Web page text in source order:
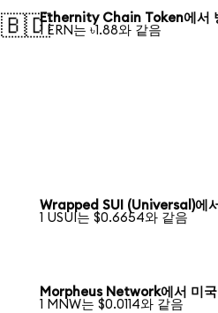
🇧🇩Ethernity Chain Token에서
1 ERN는 ৳1.88와 같음
Wrapped SUI (Universal)에
1 USUI는 $0.6654와 같음
Morpheus Network에서 미국
1 MNW는 $0.0114와 같음